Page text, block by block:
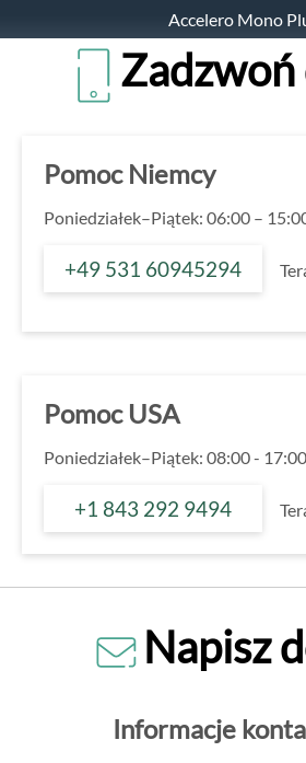
Accelero Mono
Zadzwoń
Pomoc Niemcy
Poniedziałek–Piątek: 06:00 –
+49 531 60945294
Pomoc USA
Poniedziałek–Piątek: 08:00 -
+1 843 292 9494
Napisz
Informacje